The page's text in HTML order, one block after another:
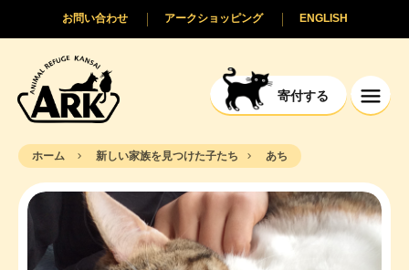
寄付する
ENGLISH
アークショッピング
お問い合わせ
ホーム 新しい家族を見つけた子たち あち